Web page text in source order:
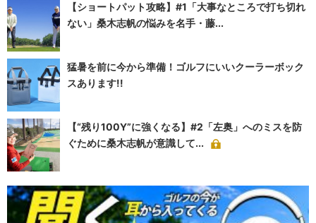
【ショートパット攻略】#1「大事なところで打ち切れ
ない」桑木志帆の悩みを名手・藤...
猛暑を前に今から準備！ゴルフにいいクーラーボック
スあります!!
【“残り100Y”に強くなる】#2「左奥」へのミスを防
ぐために桑木志帆が意識して...